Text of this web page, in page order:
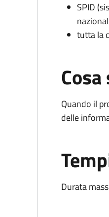
SPID
tutta la
Quando il
delle
Durata